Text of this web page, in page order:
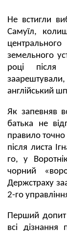
Не встигли
Самуїл,
земельного
році
англійський
Як запевняв
батька не
правило
після листа
го, у
чорний
Держстраху
2-го
Перший допит
всі дізнання